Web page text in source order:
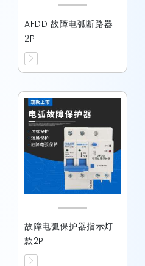
AFDD 故障电弧断路器
2P
故障电弧保护器指示灯
款2P